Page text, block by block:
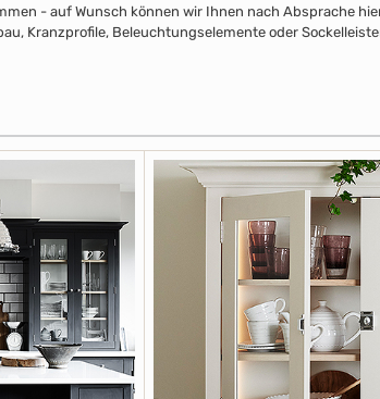
- auf Wunsch können wir Ihnen nach Absprache
Kranzprofile, Beleuchtungselemente oder